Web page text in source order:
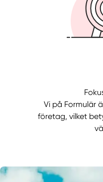
Vi på Formulär
företag, vilket